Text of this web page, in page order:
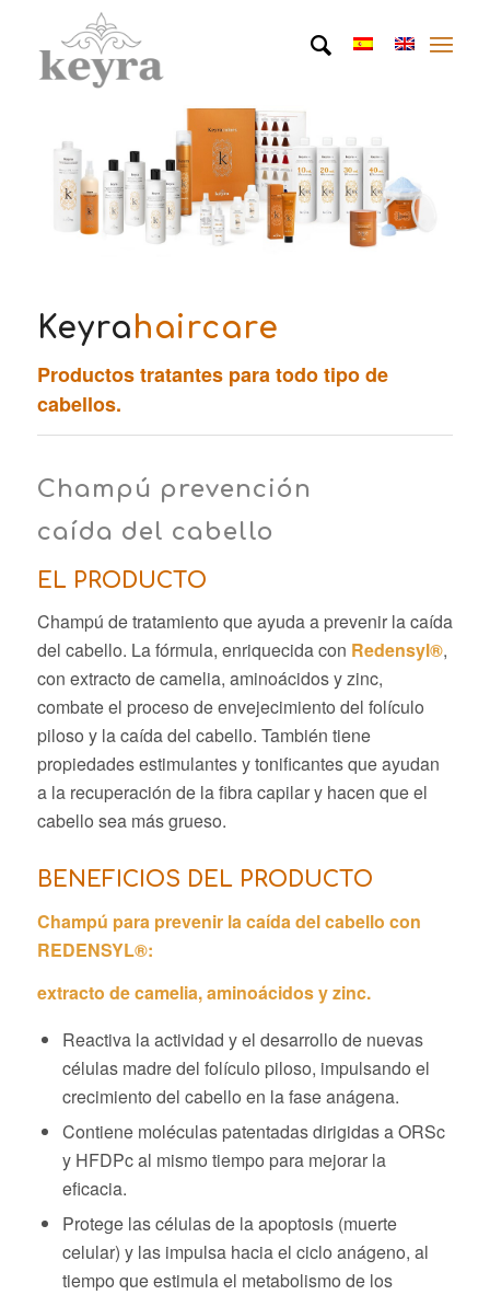
Keyrahaircare
Productos tratantes para todo tipo de
cabellos.
Champú prevención
caída del cabello
EL PRODUCTO
Champú de tratamiento que ayuda a prevenir la caída
del cabello. La fórmula, enriquecida con Redensyl®,
con extracto de camelia, aminoácidos y zinc,
combate el proceso de envejecimiento del folículo
piloso y la caída del cabello. También tiene
propiedades estimulantes y tonificantes que ayudan
a la recuperación de la fibra capilar y hacen que el
cabello sea más grueso.
BENEFICIOS DEL PRODUCTO
Champú para prevenir la caída del cabello con
REDENSYL®:
extracto de camelia, aminoácidos y zinc.
Reactiva la actividad y el desarrollo de nuevas
células madre del folículo piloso, impulsando el
crecimiento del cabello en la fase anágena.
Contiene moléculas patentadas dirigidas a ORSc
y HFDPc al mismo tiempo para mejorar la
eficacia.
Protege las células de la apoptosis (muerte
celular) y las impulsa hacia el ciclo anágeno, al
tiempo que estimula el metabolismo de los